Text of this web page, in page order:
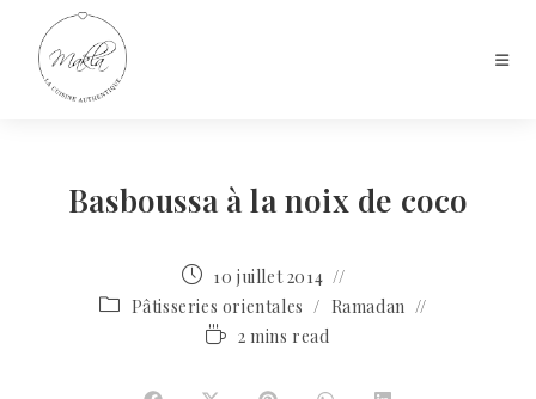
Basboussa à la noix de coco
10 juillet 2014
Pâtisseries orientales / Ramadan
2 mins read